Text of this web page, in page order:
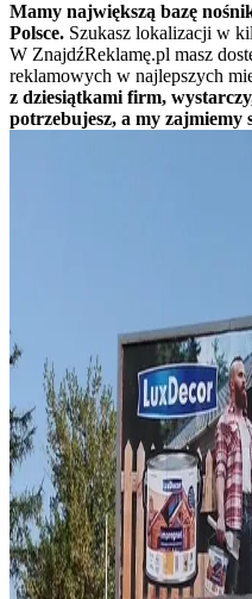
Mamy największą bazę
Polsce. Szukasz lokalizacji w
W ZnajdźReklamę.pl masz
reklamowych w najlepszych
z dziesiątkami firm,
potrzebujesz, a my zajmiemy